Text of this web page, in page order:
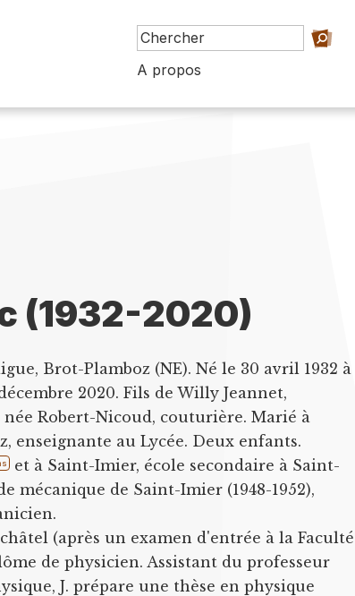
A propos
(1932-2020)
Brot-Plamboz (NE). Né le 30 avril 1932 à
2020. Fils de Willy Jeannet,
née Robert-Nicoud, couturière. Marié à
enseignante au Lycée. Deux enfants.
et à Saint-Imier, école secondaire à Saint-
mécanique de Saint-Imier (1948-1952),
(après un examen d'entrée à la Faculté
de physicien. Assistant du professeur
J. prépare une thèse en physique